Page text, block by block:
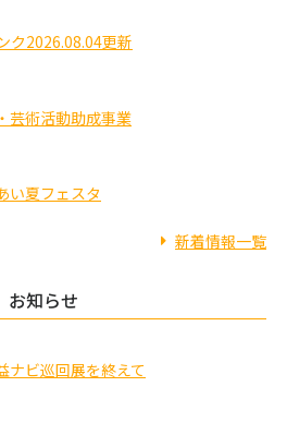
ク2026.08.04更新
芸術活動助成事業
い夏フェスタ
新着情報一覧
お知らせ
ナビ巡回展を終えて